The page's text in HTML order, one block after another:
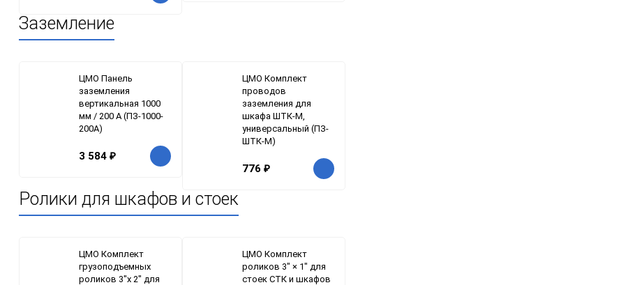
Заземление
ЦМО Панель
заземления
вертикальная 1000
мм / 200 А (ПЗ-1000-
200А)
3 584 ₽
ЦМО Комплект
проводов
заземления для
шкафа ШТК-М,
универсальный (ПЗ-
ШТК-М)
776 ₽
Ролики для шкафов и стоек
ЦМО Комплект
грузоподъемных
роликов 3"x 2" для
ЦМО Комплект
роликов 3" × 1" для
стоек СТК и шкафов